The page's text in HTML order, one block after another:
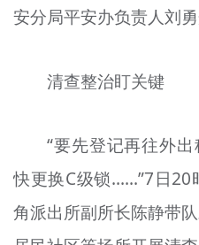
安分局平安办负责人刘勇
清查整治盯关键
“要先登记再往外
快更换C级锁……”7日20
角派出所副所长陈静带